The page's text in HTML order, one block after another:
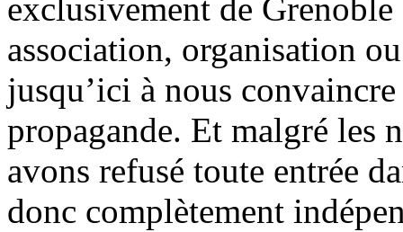
exclusivement de
association, organisation
jusqu’ici à nous
propagande. Et malgré les
avons refusé toute entrée
donc complètement